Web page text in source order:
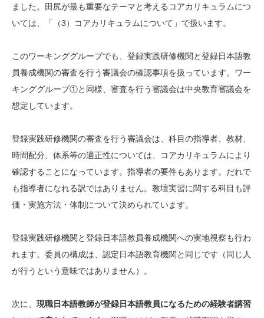
ました。田尻が最も重要なテーマと考えるコアカリキュラムにつ
いては、「（3）コアカリキュラムについて」で扱います。
このワーキンググループでも、登録実践研修機関と登録日本語教
員養成機関の審査を行う審議会の確認事項を扱っています。ワー
キンググループ①と同様、審査を行う審議会は中央教育審議会を
想定しています。
登録実践研修機関の審査を行う審議会は、科目の指導者、教材、
時間配分、体系等の適正性については、コアカリキュラムにより
確認することになっています。指導者の要件もあります。だれで
も指導者になれる訳ではありません。教壇実習に関する科目も評
価・実施方法・体制について決められています。
登録実践研修機関と登録日本語教員養成機関への実地視察も行わ
れます。委員の構成は、認定日本語教育機関と同じです（同じ人
が行うという意味ではありません）。
次に、 現職日本語教師が登録日本語教員になるための経験者講習